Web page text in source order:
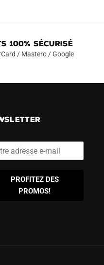
100% Sécurisé
/ Mastero / Google
PROFITEZ DES
PROMOS!